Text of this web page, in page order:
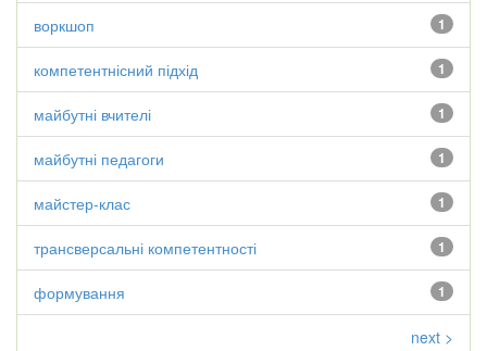
1
воркшоп
1
компетентнісний підхід
1
майбутні вчителі
1
майбутні педагоги
1
майстер-клас
1
трансверсальні компетентності
1
формування
next >